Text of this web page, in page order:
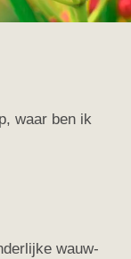
waar ben ik
wauw-